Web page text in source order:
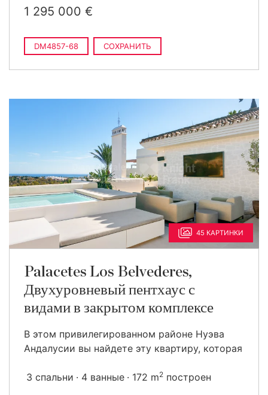
1 295 000 €
DM4857-68 СОХРАНИТЬ
45 КАРТИНКИ
Palacetes Los Belvederes,
Двухуровневый пентхаус с
видами в закрытом комплексе
В этом привилегированном районе Нуэва
Андалусии вы найдете эту квартиру, которая
3 спальни 4 ванные 172 m2 построен